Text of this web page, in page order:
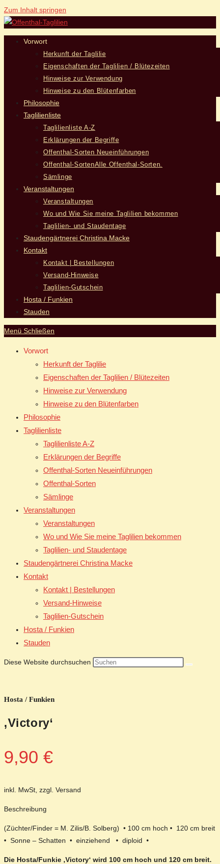
Zum Inhalt springen
Vorwort
Herkunft der Taglilie
Eigenschaften der Taglilien / Blütezeiten
Hinweise zur Verwendung
Hinweise zu den Blütenfarben
Philosophie
Taglilienliste
Taglilienliste A-Z
Erklärungen der Begriffe
Offenthal-Sorten Neueinführungen
Offenthal-SortenAlle Offenthal-Sorten.
Sämlinge
Veranstaltungen
Veranstaltungen
Wo und Wie Sie meine Taglilien bekommen
Taglilien- und Staudentage
Staudengärtnerei Christina Macke
Kontakt
Kontakt | Bestellungen
Versand-Hinweise
Taglilien-Gutschein
Hosta / Funkien
Stauden
Menü Schließen
Vorwort
Herkunft der Taglilie
Eigenschaften der Taglilien / Blütezeiten
Hinweise zur Verwendung
Hinweise zu den Blütenfarben
Philosophie
Taglilienliste
Taglilienliste A-Z
Erklärungen der Begriffe
Offenthal-Sorten Neueinführungen
Offenthal-Sorten
Sämlinge
Veranstaltungen
Veranstaltungen
Wo und Wie Sie meine Taglilien bekommen
Taglilien- und Staudentage
Staudengärtnerei Christina Macke
Kontakt
Kontakt | Bestellungen
Versand-Hinweise
Taglilien-Gutschein
Hosta / Funkien
Stauden
Diese Website durchsuchen
Hosta / Funkien
‚Victory‘
9,90 €
inkl. MwSt, zzgl. Versand
Beschreibung
(Züchter/Finder = M. Zilis/B. Solberg) • 100 cm hoch • 120 cm breit
• Sonne – Schatten • einziehend • diploid •
Die Hosta/Funkie ‚Victory‘ wird 100 cm hoch und 120 cm breit.